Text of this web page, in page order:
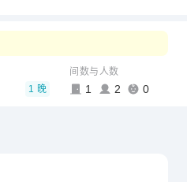
1 晚
间数与人数
1 2 0